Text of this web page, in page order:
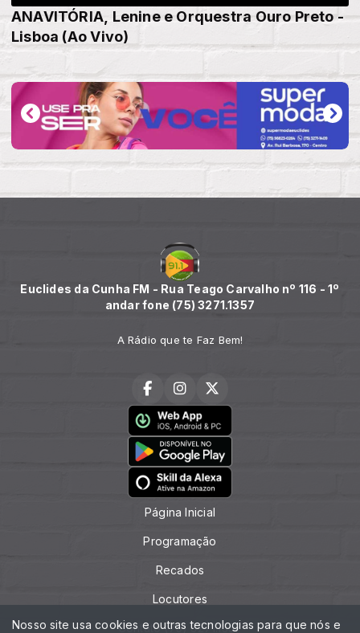
ANAVITÓRIA, Lenine e Orquestra Ouro Preto -
Lisboa (Ao Vivo)
Euclides da Cunha FM - Rua Teago Carvalho nº 116 - 1º
andar fone (75) 3271.1357
A Rádio que te Faz Bem!
Página Inicial
Programação
Recados
Locutores
Contato (75) 3271.1357
Nosso site usa cookies e outras tecnologias para que nós e